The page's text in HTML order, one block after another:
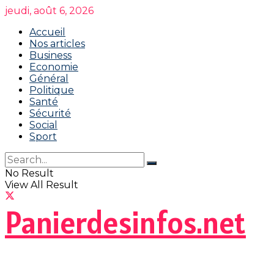
jeudi, août 6, 2026
Accueil
Nos articles
Business
Economie
Général
Politique
Santé
Sécurité
Social
Sport
No Result
View All Result
Panierdesinfos.net